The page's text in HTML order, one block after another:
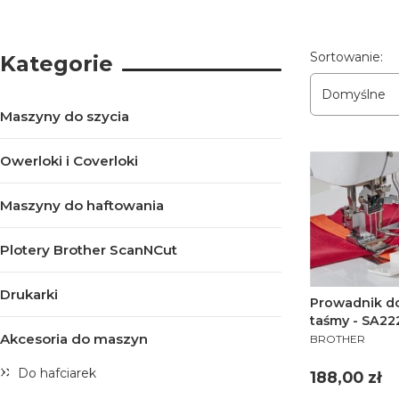
Kategorie
Maszyny do szycia
Owerloki i Coverloki
Maszyny do haftowania
Plotery Brother ScanNCut
Drukarki
Akcesoria do maszyn
Do hafciarek
Lista
Sortowanie:
Domyślne
Prowadnik
taśmy -
PRODUCENT
BROTHER
Cena
188,00 zł